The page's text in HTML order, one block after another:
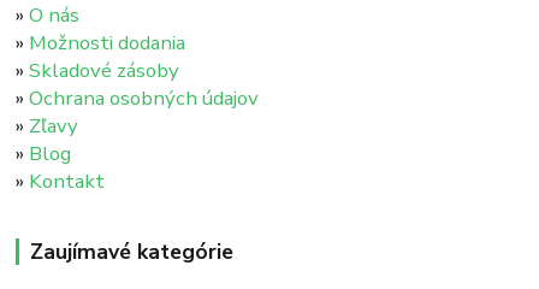
»O nás
» Možnosti dodania
»Skladové zásoby
»Ochrana osobných údajov
» Zľavy
» Blog
» Kontakt
Zaujímavé kategórie